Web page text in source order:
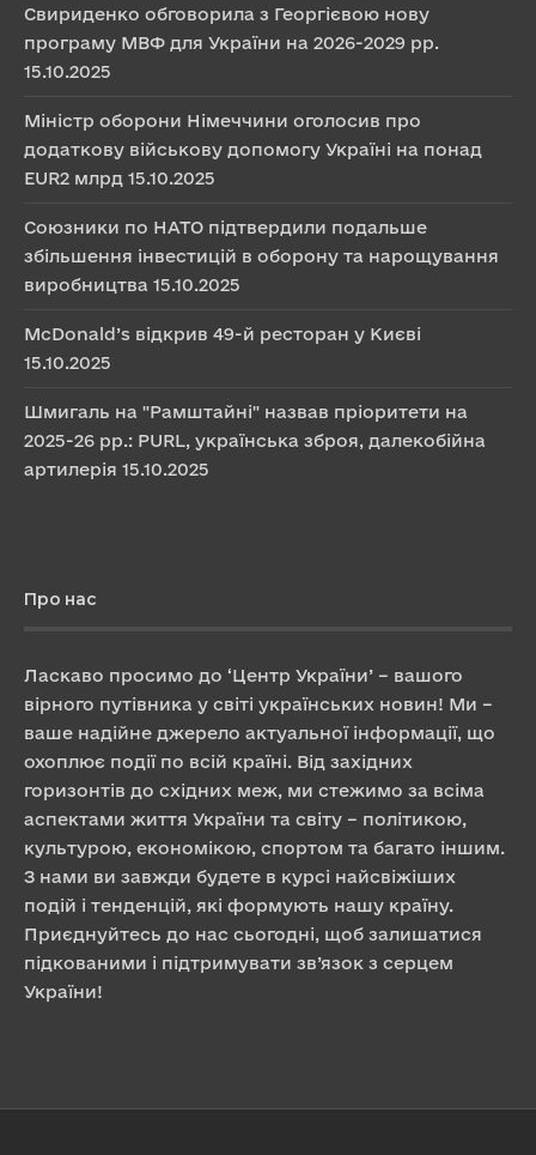
Свириденко обговорила з Георгієвою нову
програму МВФ для України на 2026-2029 рр.
15.10.2025
Міністр оборони Німеччини оголосив про
додаткову військову допомогу Україні на понад
EUR2 млрд 15.10.2025
Союзники по НАТО підтвердили подальше
збільшення інвестицій в оборону та нарощування
виробництва 15.10.2025
McDonald’s відкрив 49-й ресторан у Києві
15.10.2025
Шмигаль на "Рамштайні" назвав пріоритети на
2025-26 рр.: PURL, українська зброя, далекобійна
артилерія 15.10.2025
Про нас
Ласкаво просимо до ‘Центр України’ – вашого
вірного путівника у світі українських новин! Ми –
ваше надійне джерело актуальної інформації, що
охоплює події по всій країні. Від західних
горизонтів до східних меж, ми стежимо за всіма
аспектами життя України та світу – політикою,
культурою, економікою, спортом та багато іншим.
З нами ви завжди будете в курсі найсвіжіших
подій і тенденцій, які формують нашу країну.
Приєднуйтесь до нас сьогодні, щоб залишатися
підкованими і підтримувати зв’язок з серцем
України!